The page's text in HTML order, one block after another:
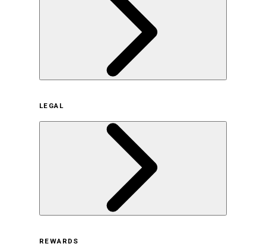
サステナビリティの取り組み（日本）
サステナビリティの取り組み（米国/英語）
ヒストリー
採用情報
LEGAL
REWARDS